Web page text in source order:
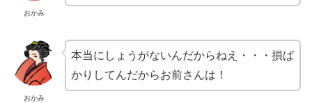
おかみ
おかみ
本当にしょうがないんだからねえ・・・損ば
かりしてんだからお前さんは！